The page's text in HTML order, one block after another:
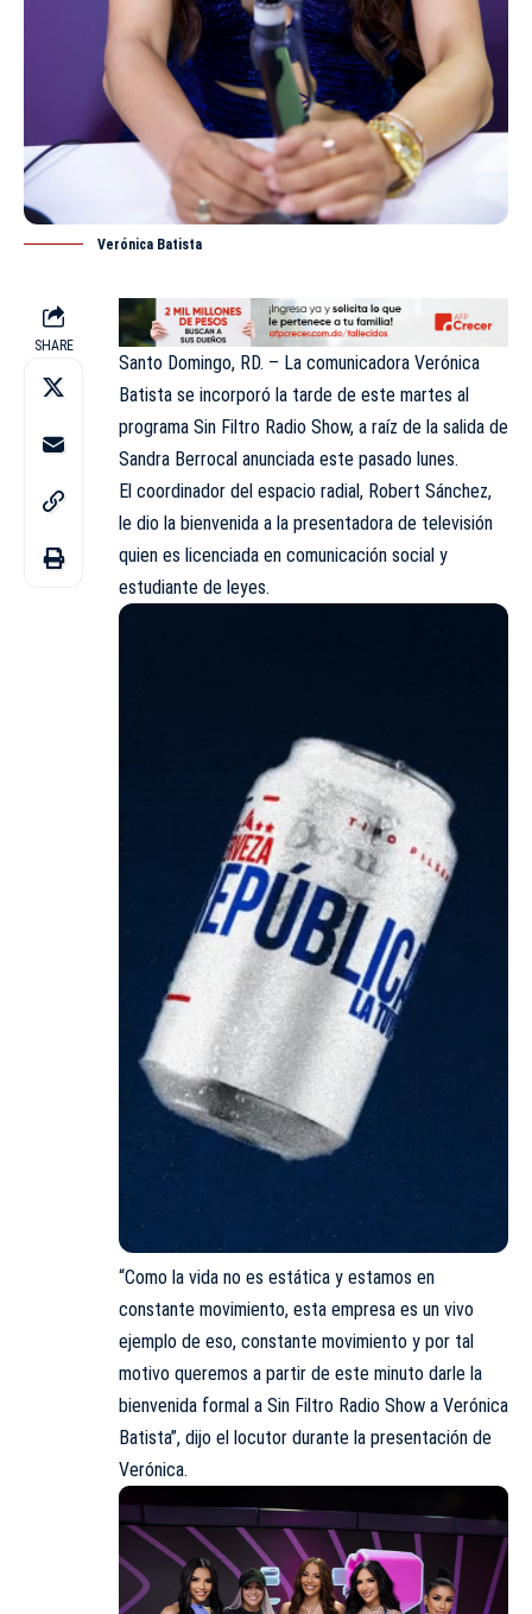
Verónica Batista
SHARE
Santo Domingo, RD. – La comunicadora Verónica
Batista se incorporó la tarde de este martes al
programa Sin Filtro Radio Show, a raíz de la salida de
Sandra Berrocal anunciada este pasado lunes.
El coordinador del espacio radial, Robert Sánchez,
le dio la bienvenida a la presentadora de televisión
quien es licenciada en comunicación social y
estudiante de leyes.
“Como la vida no es estática y estamos en
constante movimiento, esta empresa es un vivo
ejemplo de eso, constante movimiento y por tal
motivo queremos a partir de este minuto darle la
bienvenida formal a Sin Filtro Radio Show a Verónica
Batista”, dijo el locutor durante la presentación de
Verónica.